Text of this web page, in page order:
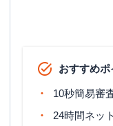
おすすめポ
10秒簡易審
24時間ネッ